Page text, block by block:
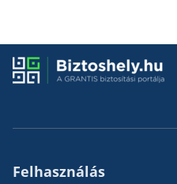
Felhasználás